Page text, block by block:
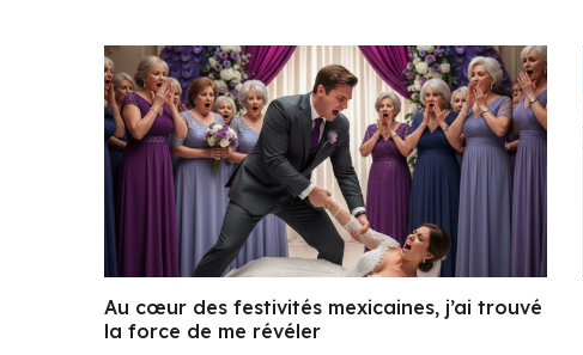
Au cœur des festivités mexicaines, j’ai trouvé
la force de me révéler